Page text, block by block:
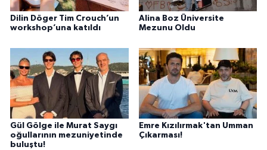
Dilin Döger Tim Crouch’un
workshop’una katıldı
Alina Boz Üniversite
Mezunu Oldu
Gül Gölge ile Murat Saygı
oğullarının mezuniyetinde
buluştu!
Emre Kızılırmak'tan Umman
Çıkarması!